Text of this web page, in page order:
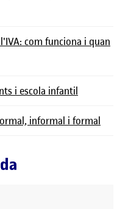
com funciona i quan
i escola infantil
informal i formal